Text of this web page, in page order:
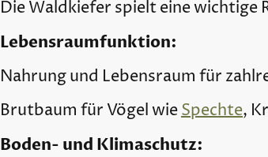
Die Waldkiefer spielt eine wichtige
Lebensraumfunktion:
Nahrung und Lebensraum für
Brutbaum für Vögel wieSpechte,
Boden- und Klimaschutz: